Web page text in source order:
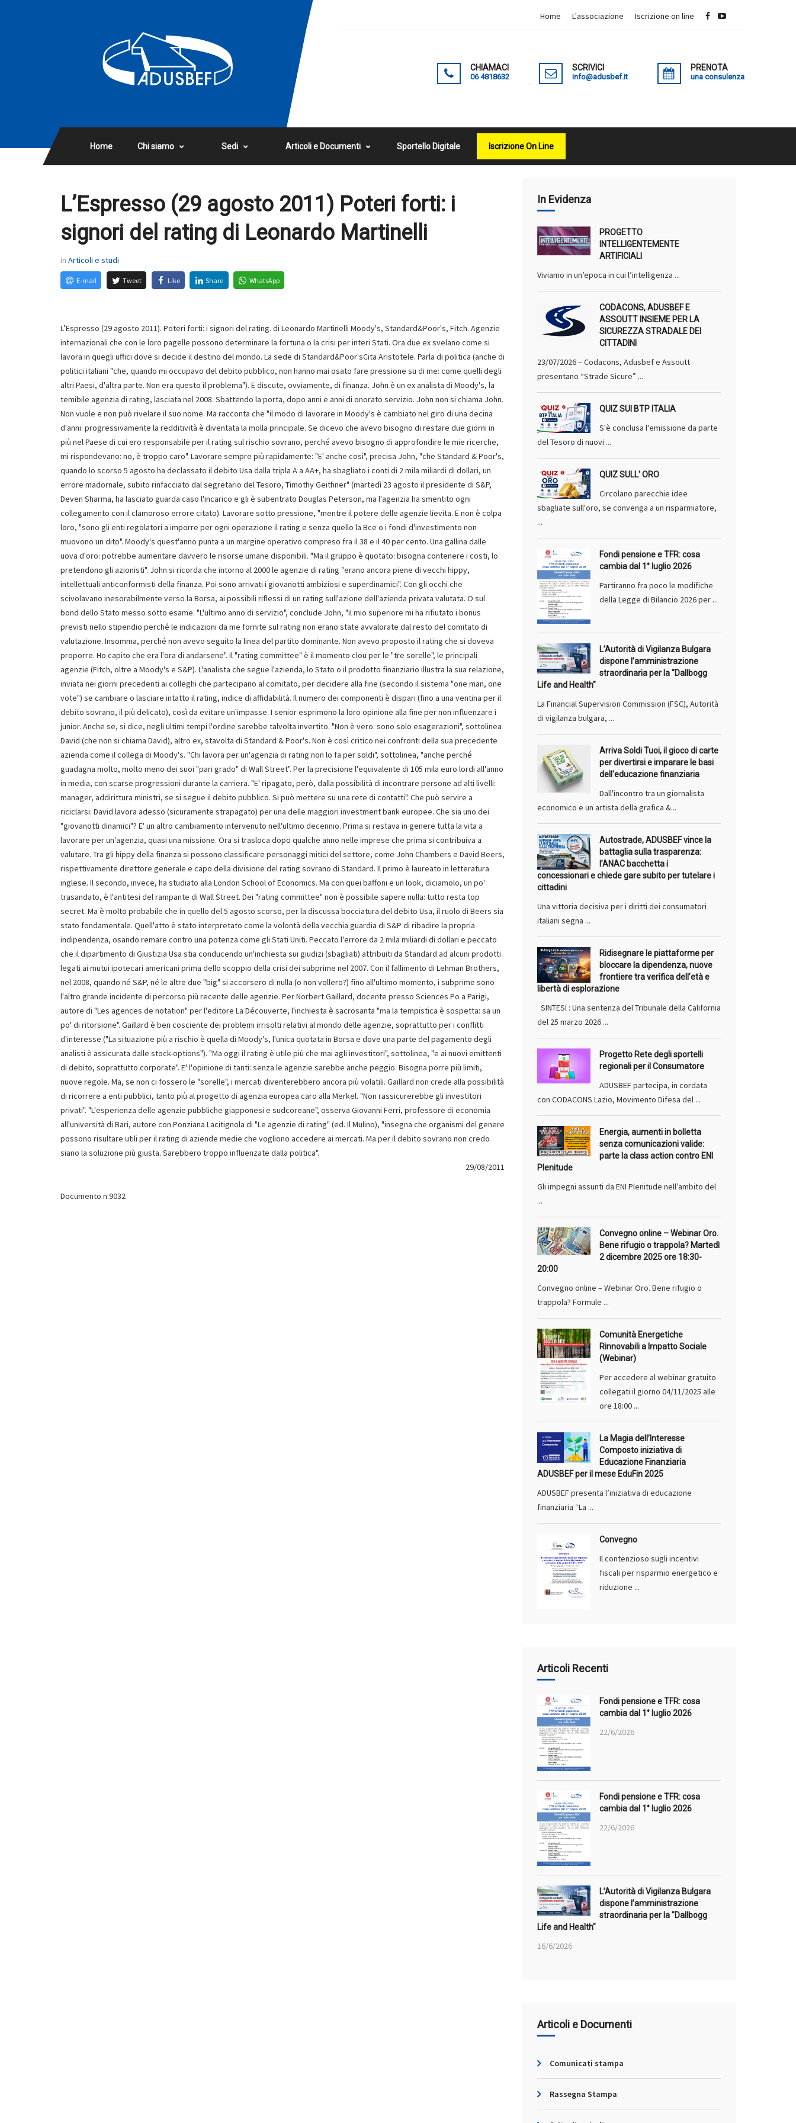
Home L'associazione Iscrizione on line
CHIAMACI
06 4818632
SCRIVICI
info@adusbef.it
PRENOTA
una consulenza
Home Chi siamo Sedi Articoli e Documenti Sportello Digitale Iscrizione On Line
X
L’Espresso (29 agosto 2011) Poteri forti: i
signori del rating di Leonardo Martinelli
in Articoli e studi
E-mail Tweet Like Share WhatsApp
L’Espresso (29 agosto 2011). Poteri forti: i signori del rating. di Leonardo Martinelli Moody's, Standard&Poor's, Fitch. Agenzie
internazionali che con le loro pagelle possono determinare la fortuna o la crisi per interi Stati. Ora due ex svelano come si
lavora in quegli uffici dove si decide il destino del mondo. La sede di Standard&Poor'sCita Aristotele. Parla di politica (anche di
politici italiani "che, quando mi occupavo del debito pubblico, non hanno mai osato fare pressione su di me: come quelli degli
altri Paesi, d'altra parte. Non era questo il problema"). E discute, ovviamente, di finanza. John è un ex analista di Moody's, la
temibile agenzia di rating, lasciata nel 2008. Sbattendo la porta, dopo anni e anni di onorato servizio. John non si chiama John.
Non vuole e non può rivelare il suo nome. Ma racconta che "il modo di lavorare in Moody's è cambiato nel giro di una decina
d'anni: progressivamente la redditività è diventata la molla principale. Se dicevo che avevo bisogno di restare due giorni in
più nel Paese di cui ero responsabile per il rating sul rischio sovrano, perché avevo bisogno di approfondire le mie ricerche,
mi rispondevano: no, è troppo caro". Lavorare sempre più rapidamente: "E' anche così", precisa John, "che Standard & Poor's,
quando lo scorso 5 agosto ha declassato il debito Usa dalla tripla A a AA+, ha sbagliato i conti di 2 mila miliardi di dollari, un
errore madornale, subito rinfacciato dal segretario del Tesoro, Timothy Geithner" (martedì 23 agosto il presidente di S&P,
Deven Sharma, ha lasciato guarda caso l'incarico e gli è subentrato Douglas Peterson, ma l'agenzia ha smentito ogni
collegamento con il clamoroso errore citato). Lavorare sotto pressione, "mentre il potere delle agenzie lievita. E non è colpa
loro, "sono gli enti regolatori a imporre per ogni operazione il rating e senza quello la Bce o i fondi d'investimento non
muovono un dito". Moody's quest'anno punta a un margine operativo compreso fra il 38 e il 40 per cento. Una gallina dalle
uova d'oro: potrebbe aumentare davvero le risorse umane disponibili. "Ma il gruppo è quotato: bisogna contenere i costi, lo
pretendono gli azionisti". John si ricorda che intorno al 2000 le agenzie di rating "erano ancora piene di vecchi hippy,
intellettuali anticonformisti della finanza. Poi sono arrivati i giovanotti ambiziosi e superdinamici". Con gli occhi che
scivolavano inesorabilmente verso la Borsa, ai possibili riflessi di un rating sull'azione dell'azienda privata valutata. O sul
bond dello Stato messo sotto esame. "L'ultimo anno di servizio", conclude John, "il mio superiore mi ha rifiutato i bonus
previsti nello stipendio perché le indicazioni da me fornite sul rating non erano state avvalorate dal resto del comitato di
valutazione. Insomma, perché non avevo seguito la linea del partito dominante. Non avevo proposto il rating che si doveva
proporre. Ho capito che era l'ora di andarsene". Il "rating committee" è il momento clou per le "tre sorelle", le principali
agenzie (Fitch, oltre a Moody's e S&P). L'analista che segue l'azienda, lo Stato o il prodotto finanziario illustra la sua relazione,
inviata nei giorni precedenti ai colleghi che partecipano al comitato, per decidere alla fine (secondo il sistema "one man, one
vote") se cambiare o lasciare intatto il rating, indice di affidabilità. Il numero dei componenti è dispari (fino a una ventina per il
debito sovrano, il più delicato), così da evitare un'impasse. I senior esprimono la loro opinione alla fine per non influenzare i
junior. Anche se, si dice, negli ultimi tempi l'ordine sarebbe talvolta invertito. "Non è vero: sono solo esagerazioni", sottolinea
David (che non si chiama David), altro ex, stavolta di Standard & Poor's. Non è così critico nei confronti della sua precedente
azienda come il collega di Moody's. "Chi lavora per un'agenzia di rating non lo fa per soldi", sottolinea, "anche perché
guadagna molto, molto meno dei suoi "pari grado" di Wall Street". Per la precisione l'equivalente di 105 mila euro lordi all'anno
in media, con scarse progressioni durante la carriera. "E' ripagato, però, dalla possibilità di incontrare persone ad alti livelli:
manager, addirittura ministri, se si segue il debito pubblico. Si può mettere su una rete di contatti". Che può servire a
riciclarsi: David lavora adesso (sicuramente strapagato) per una delle maggiori investment bank europee. Che sia uno dei
"giovanotti dinamici"? E' un altro cambiamento intervenuto nell'ultimo decennio. Prima si restava in genere tutta la vita a
lavorare per un'agenzia, quasi una missione. Ora si trasloca dopo qualche anno nelle imprese che prima si contribuiva a
valutare. Tra gli hippy della finanza si possono classificare personaggi mitici del settore, come John Chambers e David Beers,
rispettivamente direttore generale e capo della divisione del rating sovrano di Standard. Il primo è laureato in letteratura
inglese. Il secondo, invece, ha studiato alla London School of Economics. Ma con quei baffoni e un look, diciamolo, un po'
trasandato, è l'antitesi del rampante di Wall Street. Dei "rating committee" non è possibile sapere nulla: tutto resta top
secret. Ma è molto probabile che in quello del 5 agosto scorso, per la discussa bocciatura del debito Usa, il ruolo di Beers sia
stato fondamentale. Quell'atto è stato interpretato come la volontà della vecchia guardia di S&P di ribadire la propria
indipendenza, osando remare contro una potenza come gli Stati Uniti. Peccato l'errore da 2 mila miliardi di dollari e peccato
che il dipartimento di Giustizia Usa stia conducendo un'inchiesta sui giudizi (sbagliati) attribuiti da Standard ad alcuni prodotti
legati ai mutui ipotecari americani prima dello scoppio della crisi dei subprime nel 2007. Con il fallimento di Lehman Brothers,
nel 2008, quando né S&P, né le altre due "big" si accorsero di nulla (o non vollero?) fino all'ultimo momento, i subprime sono
l'altro grande incidente di percorso più recente delle agenzie. Per Norbert Gaillard, docente presso Sciences Po a Parigi,
autore di "Les agences de notation" per l'editore La Découverte, l'inchiesta è sacrosanta "ma la tempistica è sospetta: sa un
po' di ritorsione". Gaillard è ben cosciente dei problemi irrisolti relativi al mondo delle agenzie, soprattutto per i conflitti
d'interesse ("La situazione più a rischio è quella di Moody's, l'unica quotata in Borsa e dove una parte del pagamento degli
analisti è assicurata dalle stock-options"). "Ma oggi il rating è utile più che mai agli investitori", sottolinea, "e ai nuovi emittenti
di debito, soprattutto corporate". E' l'opinione di tanti: senza le agenzie sarebbe anche peggio. Bisogna porre più limiti,
nuove regole. Ma, se non ci fossero le "sorelle", i mercati diventerebbero ancora più volatili. Gaillard non crede alla possibilità
di ricorrere a enti pubblici, tanto più al progetto di agenzia europea caro alla Merkel. "Non rassicurerebbe gli investitori
privati". "L'esperienza delle agenzie pubbliche giapponesi e sudcoreane", osserva Giovanni Ferri, professore di economia
all'università di Bari, autore con Ponziana Lacitignola di "Le agenzie di rating" (ed. Il Mulino), "insegna che organismi del genere
possono risultare utili per il rating di aziende medie che vogliono accedere ai mercati. Ma per il debito sovrano non credo
siano la soluzione più giusta. Sarebbero troppo influenzate dalla politica".
29/08/2011
Documento n.9032
In Evidenza
PROGETTO
INTELLIGENTEMENTE
ARTIFICIALI
Viviamo in un’epoca in cui l’intelligenza ...
CODACONS, ADUSBEF E
ASSOUTT INSIEME PER LA
SICUREZZA STRADALE DEI
CITTADINI
23/07/2026 – Codacons, Adusbef e Assoutt
presentano “Strade Sicure” ...
QUIZ SUI BTP ITALIA
S'è conclusa l'emissione da parte
del Tesoro di nuovi ...
QUIZ SULL' ORO
Circolano parecchie idee
sbagliate sull'oro, se convenga a un risparmiatore,
...
Fondi pensione e TFR: cosa
cambia dal 1° luglio 2026
Partiranno fra poco le modifiche
della Legge di Bilancio 2026 per ...
L’Autorità di Vigilanza Bulgara
dispone l’amministrazione
straordinaria per la "Dallbogg
Life and Health"
La Financial Supervision Commission (FSC), Autorità
di vigilanza bulgara, ...
Arriva Soldi Tuoi, il gioco di carte
per divertirsi e imparare le basi
dell'educazione finanziaria
Dall'incontro tra un giornalista
economico e un artista della grafica &...
Autostrade, ADUSBEF vince la
battaglia sulla trasparenza:
l’ANAC bacchetta i
concessionari e chiede gare subito per tutelare i
cittadini
Una vittoria decisiva per i diritti dei consumatori
italiani segna ...
Ridisegnare le piattaforme per
bloccare la dipendenza, nuove
frontiere tra verifica dell’età e
libertà di esplorazione
SINTESI : Una sentenza del Tribunale della California
del 25 marzo 2026 ...
Progetto Rete degli sportelli
regionali per il Consumatore
ADUSBEF partecipa, in cordata
con CODACONS Lazio, Movimento Difesa del ...
Energia, aumenti in bolletta
senza comunicazioni valide:
parte la class action contro ENI
Plenitude
Gli impegni assunti da ENI Plenitude nell’ambito del
...
Convegno online – Webinar Oro.
Bene rifugio o trappola? Martedì
2 dicembre 2025 ore 18:30-
20:00
Convegno online – Webinar Oro. Bene rifugio o
trappola? Formule ...
Comunità Energetiche
Rinnovabili a Impatto Sociale
(Webinar)
Per accedere al webinar gratuito
collegati il giorno 04/11/2025 alle
ore 18:00 ...
La Magia dell’Interesse
Composto iniziativa di
Educazione Finanziaria
ADUSBEF per il mese EduFin 2025
ADUSBEF presenta l’iniziativa di educazione
finanziaria “La ...
Convegno
Il contenzioso sugli incentivi
fiscali per risparmio energetico e
riduzione ...
Articoli Recenti
Fondi pensione e TFR: cosa
cambia dal 1° luglio 2026
22/6/2026
Fondi pensione e TFR: cosa
cambia dal 1° luglio 2026
22/6/2026
L’Autorità di Vigilanza Bulgara
dispone l’amministrazione
straordinaria per la "Dallbogg
Life and Health"
16/6/2026
Articoli e Documenti
Comunicati stampa
Rassegna Stampa